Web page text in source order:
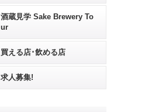
酒蔵見学 Sake Brewery To
ur
買える店･飲める店
求人募集!